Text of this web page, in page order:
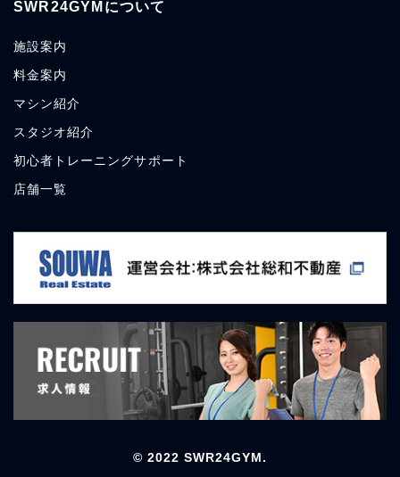
SWR24GYMについて
施設案内
料金案内
マシン紹介
スタジオ紹介
初心者トレーニングサポート
店舗一覧
© 2022 SWR24GYM.